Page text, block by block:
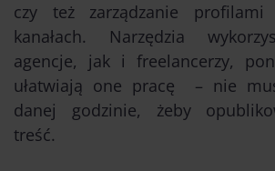
czy też zarządzanie profilami
kanałach. Narzędzia
agencje, jak i freelancerzy,
ułatwiają one pracę – nie
danej godzinie, żeby
treść.